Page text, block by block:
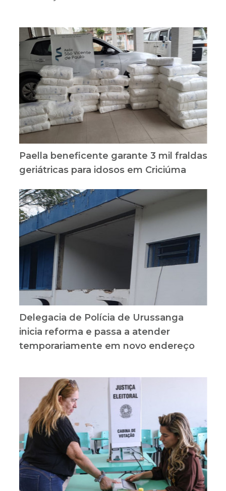
Paella beneficente garante 3 mil fraldas
geriátricas para idosos em Criciúma
Delegacia de Polícia de Urussanga
inicia reforma e passa a atender
temporariamente em novo endereço